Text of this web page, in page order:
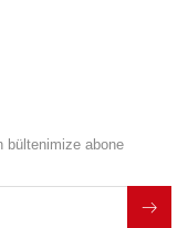
bültenimize abone